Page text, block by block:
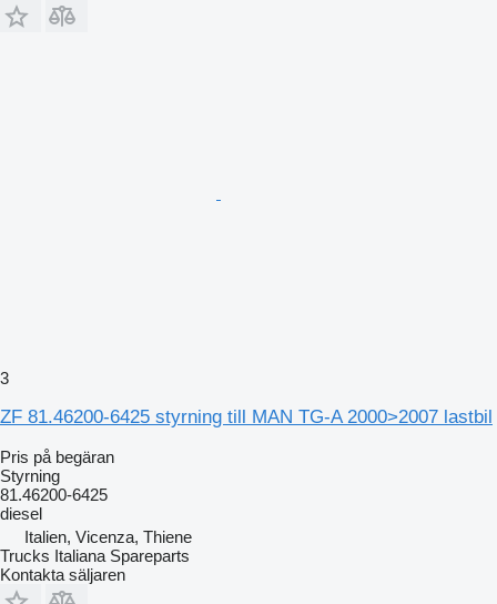
3
ZF 81.46200-6425 styrning till MAN TG-A 2000>2007 lastbil
Pris på begäran
Styrning
81.46200-6425
diesel
Italien, Vicenza, Thiene
Trucks Italiana Spareparts
Kontakta säljaren